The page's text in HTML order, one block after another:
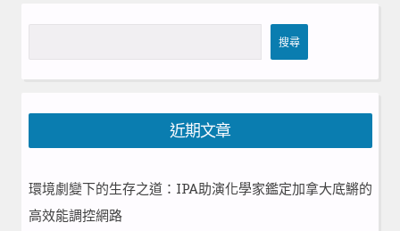
尋
搜尋
近期文章
環境劇變下的生存之道：IPA助演化學家鑑定加拿大底鱂的
高效能調控網路